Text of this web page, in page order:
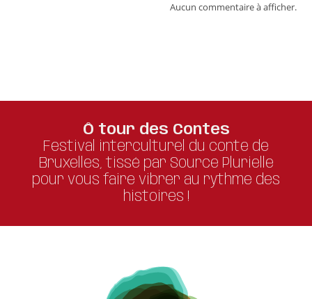
Aucun commentaire à afficher.
Ô tour des Contes
Festival interculturel du conte de
Bruxelles, tissé par Source Plurielle
pour vous faire vibrer au rythme des
histoires !